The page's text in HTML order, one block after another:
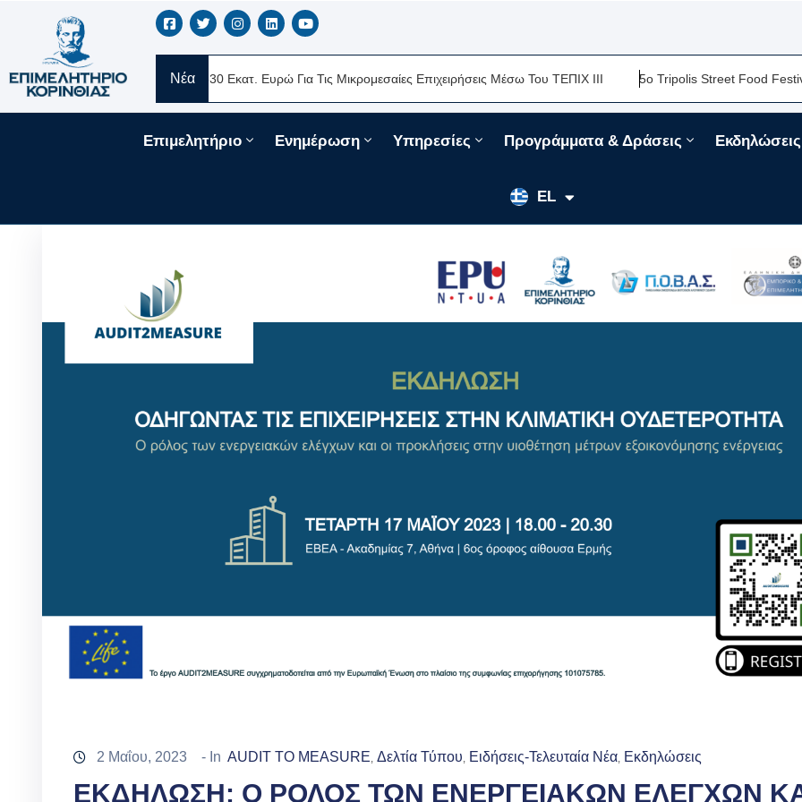
Νέα
Ελλάς Νέα Δάνεια 330 Εκατ. Ευρώ Για Τις Μικρομεσαίες Επιχειρήσεις Μέσω Του ΤΕΠΙΧ ΙΙΙ 5ο Tripolis Street Food Festival-Μια
Επιμελητήριο Ενημέρωση Υπηρεσίες Προγράμματα & Δράσεις Εκδηλώσεις
EL
EN
FR
2 Μαΐου, 2023 - In AUDIT TO MEASURE Δελτία Τύπου Ειδήσεις-Τελευταία Νέα Εκδηλώσεις
ΕΚΔΗΛΩΣΗ: Ο ΡΟΛΟΣ ΤΩΝ ΕΝΕΡΓΕΙΑΚΩΝ ΕΛΕΓΧΩΝ